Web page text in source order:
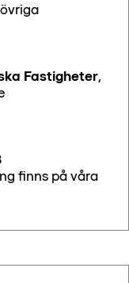
Fastigheter,
finns på våra